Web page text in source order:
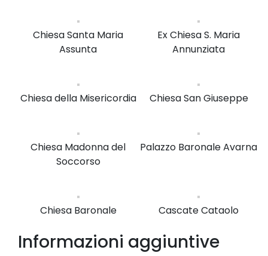
Chiesa Santa Maria
Assunta
Ex Chiesa S. Maria
Annunziata
Chiesa della Misericordia Chiesa San Giuseppe
Chiesa Madonna del
Soccorso
Palazzo Baronale Avarna
Chiesa Baronale Cascate Cataolo
Informazioni aggiuntive